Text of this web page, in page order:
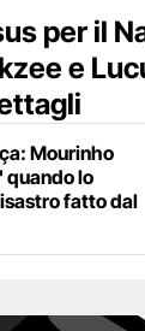
per il
e
Mourinho
lo
fatto dal